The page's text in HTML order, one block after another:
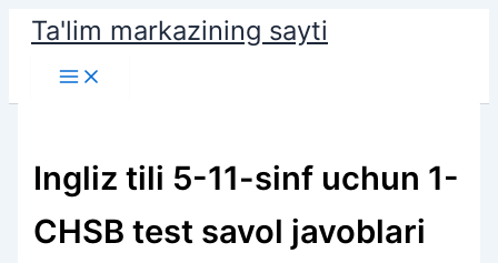
Skip
content
Ta'lim markazining sayti
Main
Menu
Ingliz tili 5-11-sinf uchun 1-
CHSB test savol javoblari